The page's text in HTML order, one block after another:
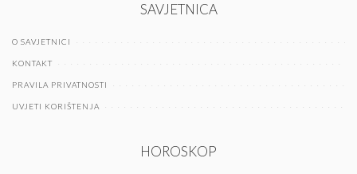
SAVJETNICA
O SAVJETNICI
KONTAKT
PRAVILA PRIVATNOSTI
UVJETI KORIŠTENJA
HOROSKOP